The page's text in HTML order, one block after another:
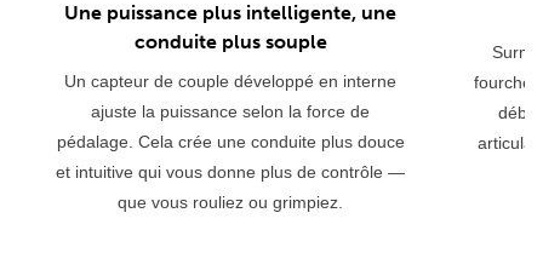
Une puissance plus intelligente, une
conduite plus souple
Un capteur de couple développé en interne
ajuste la puissance selon la force de
pédalage. Cela crée une conduite plus douce
et intuitive qui vous donne plus de contrôle —
que vous rouliez ou grimpiez.
fourche